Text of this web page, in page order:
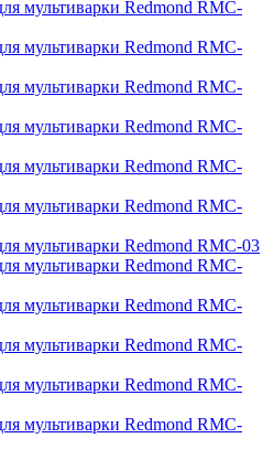
мультиварки Redmond RMC-
мультиварки Redmond RMC-
мультиварки Redmond RMC-
мультиварки Redmond RMC-
мультиварки Redmond RMC-
мультиварки Redmond RMC-
мультиварки Redmond RMC-03
мультиварки Redmond RMC-
мультиварки Redmond RMC-
мультиварки Redmond RMC-
мультиварки Redmond RMC-
мультиварки Redmond RMC-